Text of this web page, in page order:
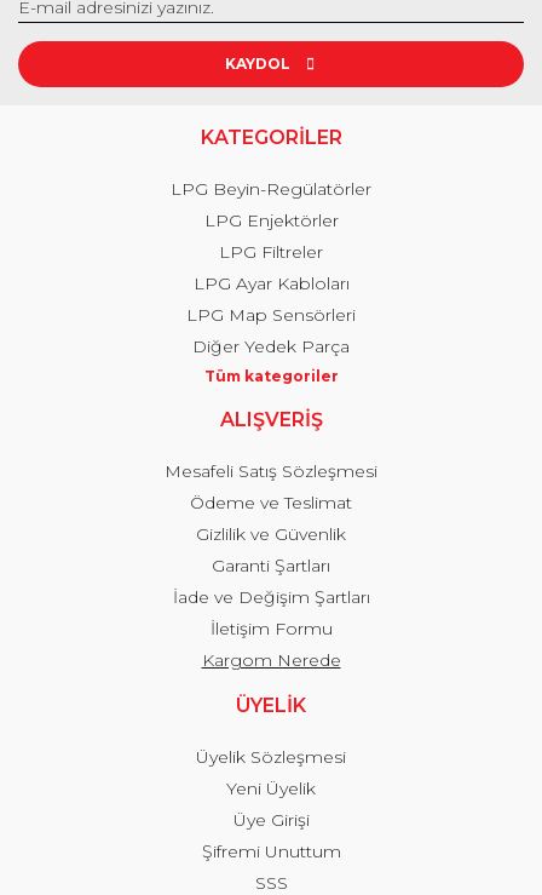
KAYDOL
KATEGORİLER
LPG Beyin-Regülatörler
LPG Enjektörler
LPG Filtreler
LPG Ayar Kabloları
LPG Map Sensörleri
Diğer Yedek Parça
Tüm kategoriler
ALIŞVERİŞ
Mesafeli Satış Sözleşmesi
Ödeme ve Teslimat
Gizlilik ve Güvenlik
Garanti Şartları
İade ve Değişim Şartları
İletişim Formu
Kargom Nerede
ÜYELİK
Üyelik Sözleşmesi
Yeni Üyelik
Üye Girişi
Şifremi Unuttum
SSS